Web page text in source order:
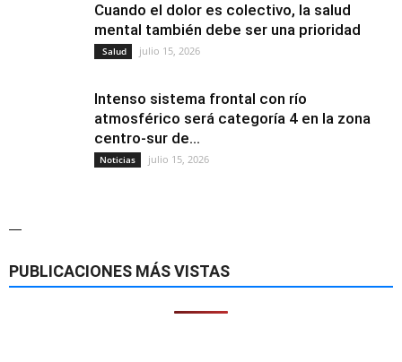
Cuando el dolor es colectivo, la salud
mental también debe ser una prioridad
Salud julio 15, 2026
Intenso sistema frontal con río
atmosférico será categoría 4 en la zona
centro-sur de...
Noticias julio 15, 2026
—
PUBLICACIONES MÁS VISTAS